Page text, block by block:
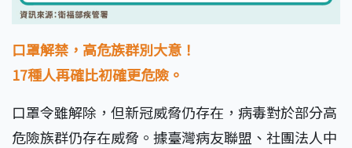
口罩解禁，高危族群別大意！
17種人再確比初確更危險。
口罩令雖解除，但新冠威脅仍存在，病毒對於部分高
危險族群仍存在威脅。據臺灣病友聯盟、社團法人中